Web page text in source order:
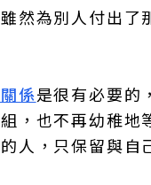
然為別人付出
係是很有必要的
，也不再幼稚
人，只保留與自